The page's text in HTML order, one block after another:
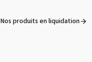
Nos produits en liquidation